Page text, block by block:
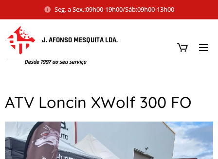
Seg. a Sex.:09h00-19h00/Sáb:09h00-13h00
J. AFONSO MESQUITA LDA.
Desde 1997 ao seu serviço
ATV Loncin XWolf 300 FO